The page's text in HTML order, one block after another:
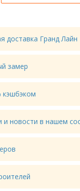
доставка Гранд Лайн
замер
кэшбэком
и новости в нашем